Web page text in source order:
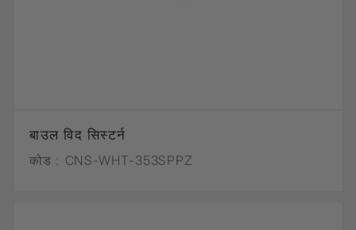
बाउल विद सिस्टर्न
कोड : CNS-WHT-353SPPZ